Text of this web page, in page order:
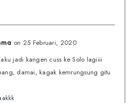
on 25 Februari, 2020
jadi kangen cuss ke Solo lagiiii
damai, kagak kemrungsung gitu